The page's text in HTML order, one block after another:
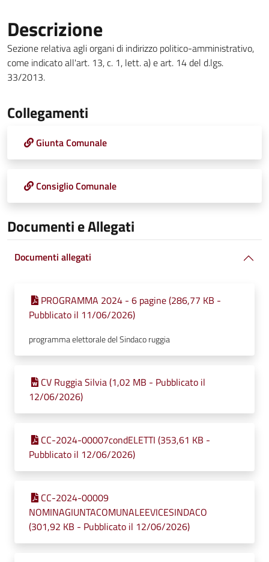
Descrizione
Sezione relativa agli organi di indirizzo politico-amministrativo,
come indicato all'art. 13, c. 1, lett. a) e art. 14 del d.lgs.
33/2013.
Collegamenti
Giunta Comunale
Consiglio Comunale
Documenti e Allegati
Documenti allegati
PROGRAMMA 2024 - 6 pagine (286,77 KB -
Pubblicato il 11/06/2026)
programma elettorale del Sindaco ruggia
CV Ruggia Silvia (1,02 MB - Pubblicato il
12/06/2026)
CC-2024-00007condELETTI (353,61 KB -
Pubblicato il 12/06/2026)
CC-2024-00009
NOMINAGIUNTACOMUNALEEVICESINDACO
(301,92 KB - Pubblicato il 12/06/2026)